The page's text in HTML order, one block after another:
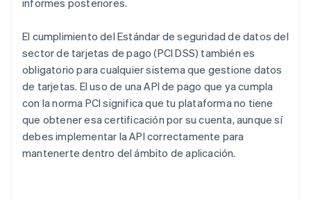
informes posteriores.
El cumplimiento del Estándar de seguridad de datos del
sector de tarjetas de pago (PCI DSS) también es
obligatorio para cualquier sistema que gestione datos
de tarjetas. El uso de una API de pago que ya cumpla
con la norma PCI significa que tu plataforma no tiene
que obtener esa certificación por su cuenta, aunque sí
debes implementar la API correctamente para
mantenerte dentro del ámbito de aplicación.